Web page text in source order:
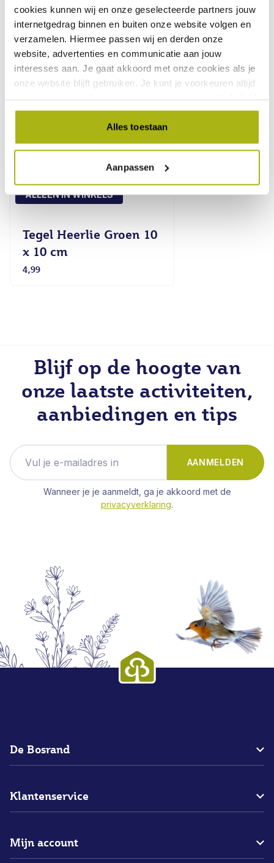
cookies kunnen wij en onze geselecteerde partners jouw
internetgedrag binnen en buiten onze website volgen en
verzamelen. Hiermee passen wij en derden onze
website, advertenties en communicatie aan jouw
interesses aan. Je gaat akkoord met onze cookies als je
onze website blijft gebruiken. Je kunt je voorkeuren altijd
Alles toestaan
Aanpassen
Deze vind jij vast ook interessant!
ALLEEN IN WINKELS
Tegel Heerlie Groen 10
x 10 cm
4,99
Blijf op de hoogte van
onze laatste activiteiten,
aanbiedingen en tips
AANMELDEN
Wanneer je je aanmeldt, ga je akkoord met de
privacyverklaring.
De Bosrand
Blogs
Merken
Klantenservice
Betalen
Mijn account